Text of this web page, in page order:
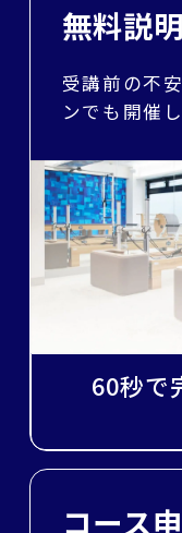
無料説
受講前の不
ンでも開催
60秒で
コース